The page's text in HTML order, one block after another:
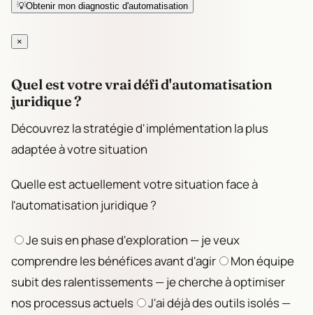
💡Obtenir mon diagnostic d'automatisation
×
Quel est votre vrai défi d'automatisation
juridique ?
Découvrez la stratégie d'implémentation la plus
adaptée à votre situation
Quelle est actuellement votre situation face à
l'automatisation juridique ?
Je suis en phase d'exploration — je veux
comprendre les bénéfices avant d'agir
Mon équipe
subit des ralentissements — je cherche à optimiser
nos processus actuels
J'ai déjà des outils isolés —